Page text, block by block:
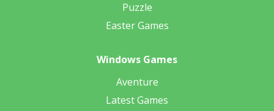
Puzzle
Easter Games
Windows Games
Aventure
Latest Games